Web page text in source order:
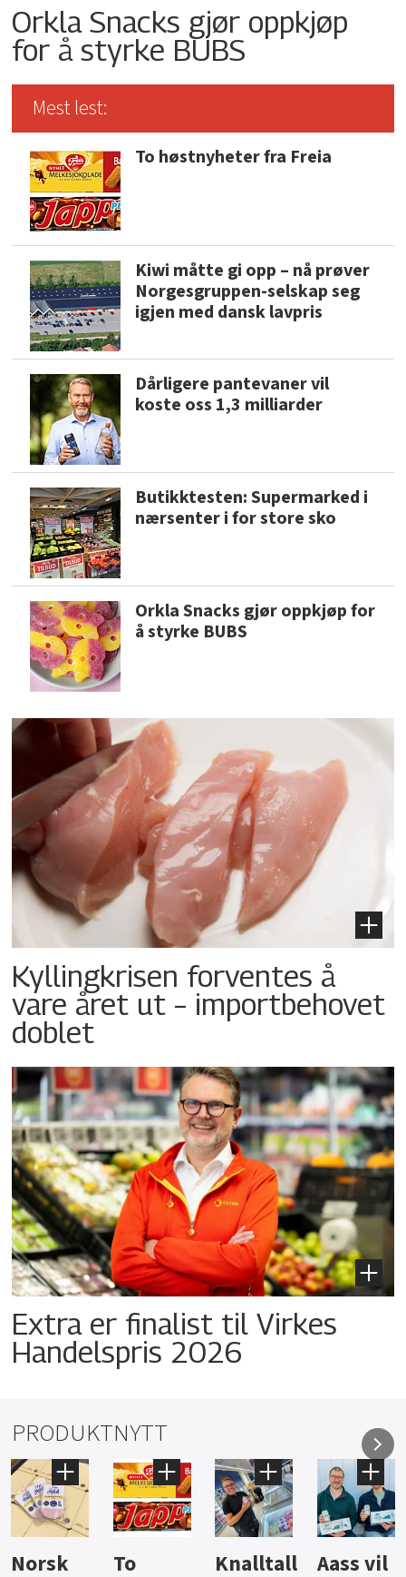
Orkla Snacks gjør oppkjøp
for å styrke BUBS
Mest lest:
To høstnyheter fra Freia
Kiwi måtte gi opp – nå prøver
Norgesgruppen-selskap seg
igjen med dansk lavpris
Dårligere pantevaner vil
koste oss 1,3 milliarder
Butikktesten: Supermarked i
nærsenter i for store sko
Orkla Snacks gjør oppkjøp for
å styrke BUBS
Kyllingkrisen forventes å
vare året ut – importbehovet
doblet
Extra er finalist til Virkes
Handelspris 2026
PRODUKTNYTT
Knalltall
Aass vil
Brus og
Hard